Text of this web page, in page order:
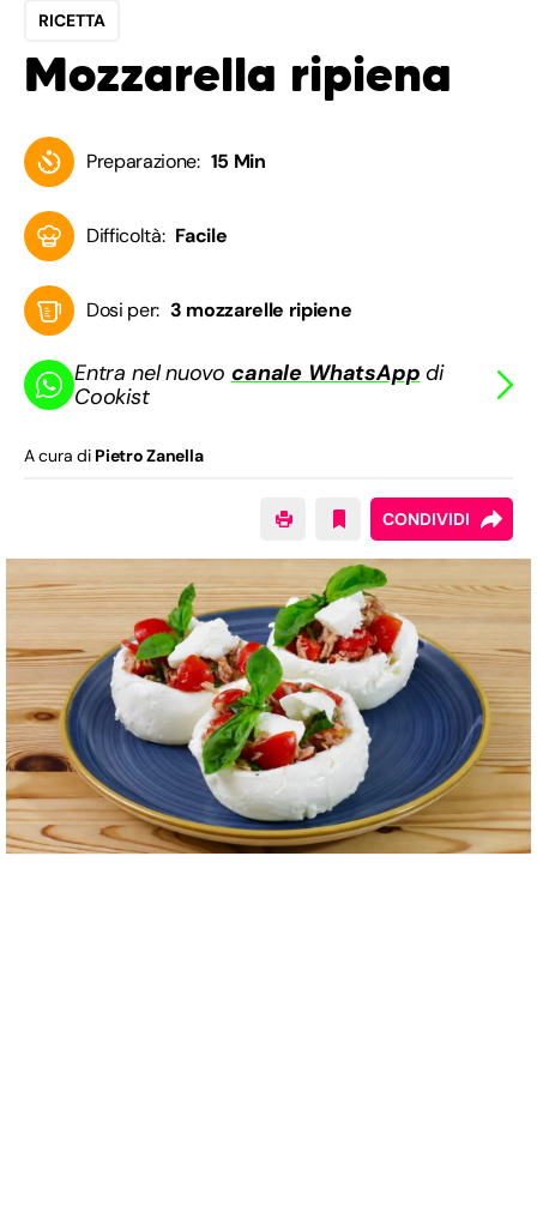
RICETTA
Mozzarella ripiena
Preparazione: 15 Min
Difficoltà: Facile
Dosi per: 3 mozzarelle ripiene
Entra nel nuovocanale WhatsApp di
Cookist
A cura di Pietro Zanella
CONDIVIDI